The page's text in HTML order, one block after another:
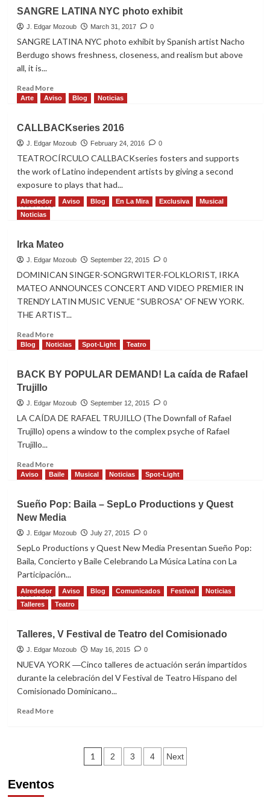
y
Allá
en
Monte
SANGRE LATINA NYC photo exhibit
J. Edgar Mozoub March 31, 2017 0
SANGRE LATINA NYC photo exhibit by Spanish artist Nacho
Berdugo shows freshness, closeness, and realism but above
all, it is...
Read MoreRead
more
LATINA
NYC
photo
exhibit
Arte Aviso Blog Noticias
CALLBACKseries 2016
J. Edgar Mozoub February 24, 2016 0
TEATROCÍRCULO CALLBACKseries fosters and supports
the work of Latino independent artists by giving a second
exposure to plays that had...
Read More Read
2016
Alrededor Aviso Blog En La Mira Exclusiva
Musical
Noticias
Irka Mateo
J. Edgar Mozoub September 22, 2015 0
DOMINICAN SINGER-SONGRWITER-FOLKLORIST, IRKA
MATEO ANNOUNCES CONCERT AND VIDEO PREMIER IN
TRENDY LATIN MUSIC VENUE “SUBROSA” OF NEW YORK.
THE ARTIST...
Read MoreRead
more
Mateo
Blog Noticias Spot-Light Teatro
BACK BY POPULAR DEMAND! La caída de Rafael
Trujillo
J. Edgar Mozoub September 12, 2015 0
LA CAÍDA DE RAFAEL TRUJILLO (The Downfall of Rafael
Trujillo) opens a window to the complex psyche of Rafael
Trujillo...
Read MoreRead
more
BY
POPULAR
DEMAND!
La
de
Rafael
Trujillo
Aviso Baile Musical Noticias Spot-Light
Sueño Pop: Baila – SepLo Productions y Quest
New Media
J. Edgar Mozoub July 27, 2015 0
SepLo Productions y Quest New Media Presentan Sueño Pop:
Baila, Concierto y Baile Celebrando La Música Latina con La
Participación...
Read More Read
more
Pop:
Baila
–
SepLo
y
Alrededor Aviso Blog Comunicados Festival
Noticias
Talleres
Teatro
Talleres, V Festival de Teatro del Comisionado
J. Edgar Mozoub May 16, 2015 0
NUEVA YORK ―Cinco talleres de actuación serán impartidos
durante la celebración del V Festival de Teatro Hispano del
Comisionado Dominicano...
Read MoreRead
Teatro
Posts
1 2 3 4 Next
Eventos